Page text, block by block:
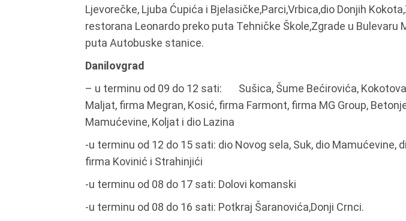
Ljevorečke, Ljuba Ćupića i Bjelasičke,Parci,Vrbica,dio Donjih
restorana Leonardo preko puta Tehničke Škole,Zgrade u Bulevaru
puta Autobuske stanice.
Danilovgrad
– u terminu od 09 do 12 sati: Sušica, Šume Bećirovića,
Maljat, firma Megran, Kosić, firma Farmont, firma MG Group,
Mamućevine, Koljat i dio Lazina
-u terminu od 12 do 15 sati: dio Novog sela, Suk, dio Mamućevine,
firma Kovinić i Strahinjići
-u terminu od 08 do 17 sati: Dolovi komanski
-u terminu od 08 do 16 sati: Potkraj Šaranovića,Donji Crnci.